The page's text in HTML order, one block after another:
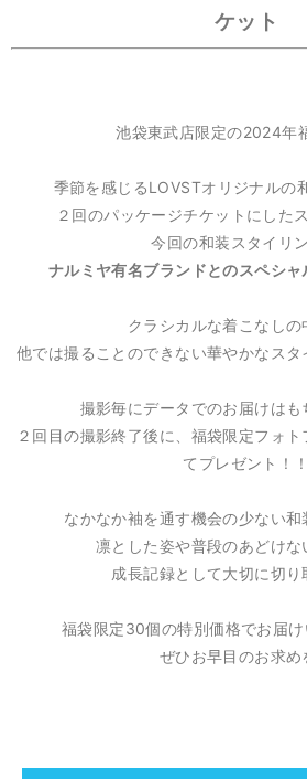
ケット
池袋東武店限定の2024年
季節を感じるLOVSTオリジナルの
２回のパッケージチケットにした
今回の和装スタイリ
ナルミヤ有名ブランドとのスペシャ
クラシカルな着こなしの
他では撮ることのできない華やかなスタ
撮影毎にデータでのお届けはも
２回目の撮影終了後に、福袋限定フォ
てプレゼント！！
なかなか袖を通す機会の少ない和
凛とした姿や普段のあどけな
成長記録として大切に切り
福袋限定30個の特別価格でお届け
ぜひお早目のお求め